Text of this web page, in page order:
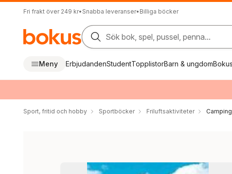
Fri frakt över 249 kr• Snabba leveranser• Billiga böcker
Sök bok, spel, pussel, penna...
Meny ErbjudandenStudentTopplistorBarn & ungdom
Sport, fritid och hobby Sportböcker Friluftsaktiviteter